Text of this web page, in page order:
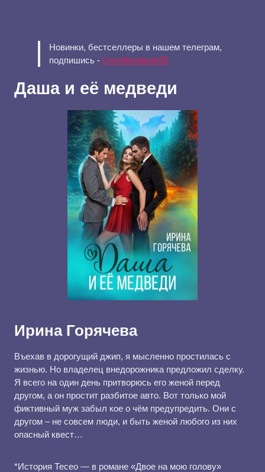
Новинки, бестселлеры в нашем телеграм,
подпишись - t.me/ilovebook99
Даша и её медведи
Ирина Горячева
Въехав в дорогущий джип, я мысленно простилась с
жизнью. Но владелец внедорожника предложил сделку.
Я всего на один день притворюсь его женой перед
другом, а он простит разбитое авто. Вот только мой
фиктивный муж забыл кое о чём предупредить. Они с
другом – не совсем люди, и быть женой любого из них
опасный квест…
*История Тесео — в романе «Двое на мою голову»